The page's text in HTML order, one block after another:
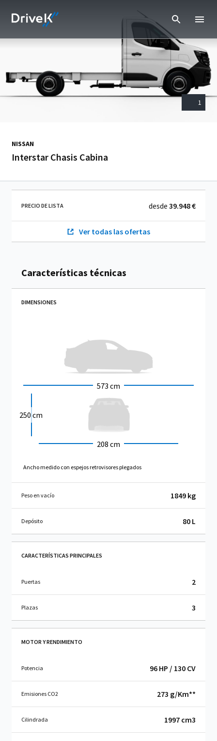
1
NISSAN
Interstar Chasis Cabina
Características técnicas
DIMENSIONES
573 cm
208 cm
250 cm
Ancho medido con espejos retrovisores plegados
Peso en vacío 1849 kg
Depósito 80 L
CARACTERÍSTICAS PRINCIPALES
Puertas 2
Plazas 3
MOTOR Y RENDIMIENTO
Potencia 96 HP / 130 CV
Emisiones CO2 273 g/Km**
Cilindrada 1997 cm3
PRECIO DE LISTA desde 39.948 €
Ver todas las ofertas